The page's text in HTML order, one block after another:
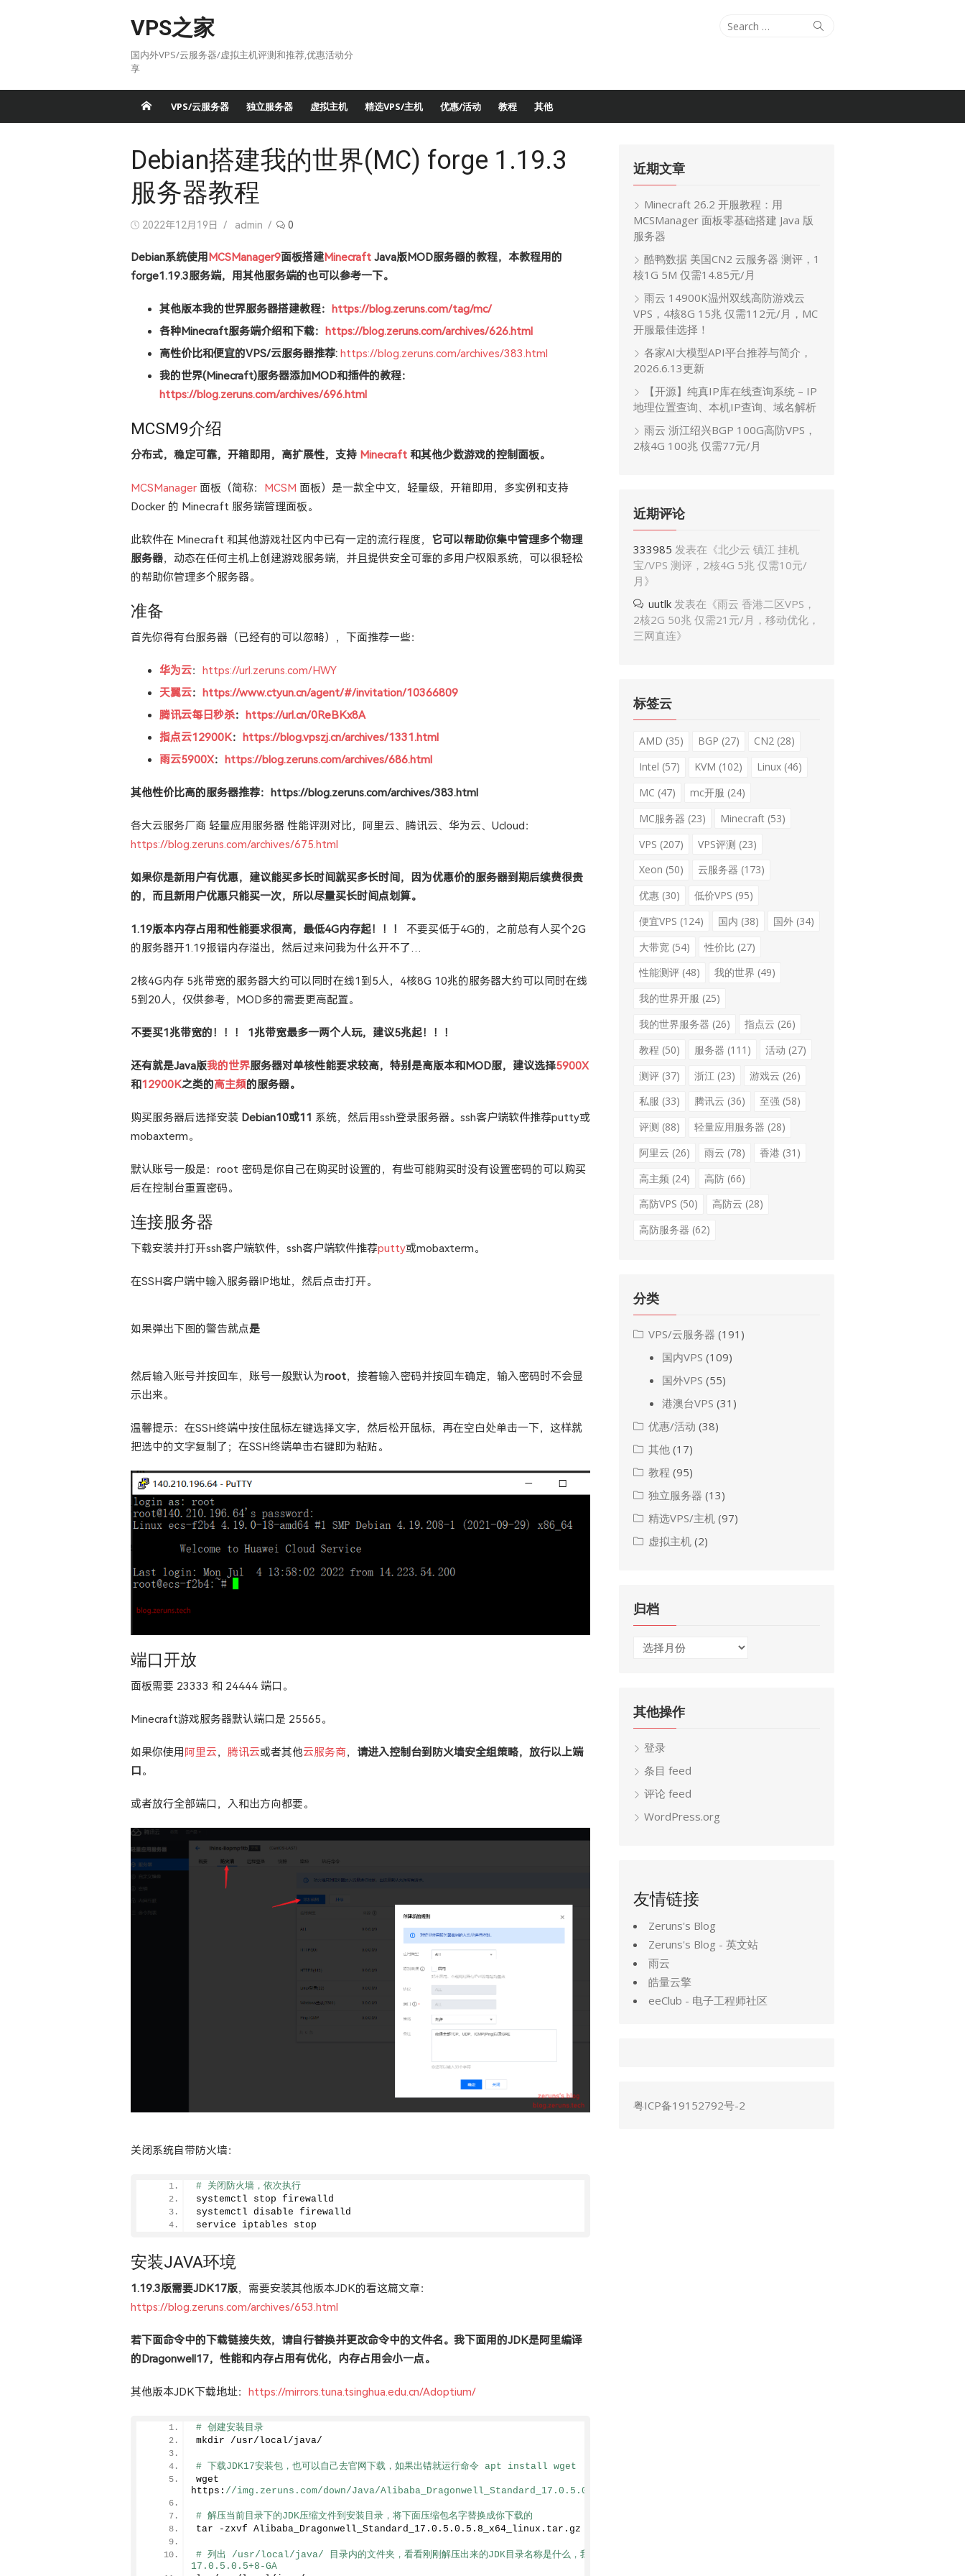
VPS之家
国内外VPS/云服务器/虚拟主机评测和推荐,优惠活动分
享
Search
Search
VPS/云服务器 独立服务器 虚拟主机 精选VPS/主机 优惠/活动 教程 其他
Debian搭建我的世界(MC) forge 1.19.3
服务器教程
Posted
2022年12月19日 Author
admin 0
Debian系统使用 MCSManager9面板搭建Minecraft Java版MOD服务器的教程，本教程用的
forge1.19.3服务端，用其他服务端的也可以参考一下。
其他版本我的世界服务器搭建教程： https://blog.zeruns.com/tag/mc/
各种Minecraft服务端介绍和下载： https://blog.zeruns.com/archives/626.html
高性价比和便宜的VPS/云服务器推荐: https://blog.zeruns.com/archives/383.html
我的世界(Minecraft)服务器添加MOD和插件的教程：
https://blog.zeruns.com/archives/696.html
MCSM9介绍
分布式，稳定可靠，开箱即用，高扩展性，支持 Minecraft 和其他少数游戏的控制面板。
MCSManager 面板（简称： MCSM 面板）是一款全中文，轻量级，开箱即用，多实例和支持
Docker 的 Minecraft 服务端管理面板。
此软件在 Minecraft 和其他游戏社区内中已有一定的流行程度， 它可以帮助你集中管理多个物理
服务器，动态在任何主机上创建游戏服务端，并且提供安全可靠的多用户权限系统，可以很轻松
的帮助你管理多个服务器。
准备
首先你得有台服务器（已经有的可以忽略），下面推荐一些：
华为云： https://url.zeruns.com/HWY
天翼云： https://www.ctyun.cn/agent/#/invitation/10366809
腾讯云每日秒杀： https://url.cn/0ReBKx8A
指点云12900K： https://blog.vpszj.cn/archives/1331.html
雨云5900X： https://blog.zeruns.com/archives/686.html
其他性价比高的服务器推荐：https://blog.zeruns.com/archives/383.html
各大云服务厂商 轻量应用服务器 性能评测对比，阿里云、腾讯云、华为云、Ucloud：
https://blog.zeruns.com/archives/675.html
如果你是新用户有优惠，建议能买多长时间就买多长时间，因为优惠价的服务器到期后续费很贵
的，而且新用户优惠只能买一次，所以尽量买长时间点划算。
1.19版本内存占用和性能要求很高，最低4G内存起！！！
不要买低于4G的，之前总有人买个2G
的服务器开1.19报错内存溢出，然后过来问我为什么开不了…
2核4G内存 5兆带宽的服务器大约可以同时在线1到5人，4核8G 10兆的服务器大约可以同时在线
5到20人，仅供参考，MOD多的需要更高配置。
不要买1兆带宽的！！！ 1兆带宽最多一两个人玩，建议5兆起！！！
还有就是Java版我的世界服务器对单核性能要求较高，特别是高版本和MOD服，建议选择5900X
和12900K之类的高主频的服务器。
购买服务器后选择安装 Debian10或11 系统，然后用ssh登录服务器。ssh客户端软件推荐putty或
mobaxterm。
默认账号一般是：root 密码是你自己在购买时设置的，有些可能购买时没有设置密码的可以购买
后在控制台重置密码。
连接服务器
下载安装并打开ssh客户端软件，ssh客户端软件推荐putty或mobaxterm。
在SSH客户端中输入服务器IP地址，然后点击打开。
如果弹出下图的警告就点是
然后输入账号并按回车，账号一般默认为root，接着输入密码并按回车确定，输入密码时不会显
示出来。
温馨提示：在SSH终端中按住鼠标左键选择文字，然后松开鼠标，再在空白处单击一下，这样就
把选中的文字复制了；在SSH终端单击右键即为粘贴。
端口开放
面板需要 23333 和 24444 端口。
Minecraft游戏服务器默认端口是 25565。
如果你使用 阿里云， 腾讯云或者其他云服务商， 请进入控制台到防火墙安全组策略，放行以上端
口。
或者放行全部端口，入和出方向都要。
关闭系统自带防火墙：
# 关闭防火墙，依次执行
systemctl stop firewalld
systemctl disable firewalld
service iptables stop
安装JAVA环境
1.19.3版需要JDK17版，需要安装其他版本JDK的看这篇文章：
https://blog.zeruns.com/archives/653.html
若下面命令中的下载链接失效，请自行替换并更改命令中的文件名。我下面用的JDK是阿里编译
的Dragonwell17，性能和内存占用有优化，内存占用会小一点。
其他版本JDK下载地址： https://mirrors.tuna.tsinghua.edu.cn/Adoptium/
# 创建安装目录
mkdir /usr/local/java/
# 下载JDK17安装包，也可以自己去官网下载，如果出错就运行命令 apt install wget
wget
https: //img.zeruns.com/down/Java/Alibaba_Dragonwell_Standard_17.0.5.0.5.8_x64_linux.tar.gz
# 解压当前目录下的JDK压缩文件到安装目录，将下面压缩包名字替换成你下载的
tar -zxvf Alibaba_Dragonwell_Standard_17. 0 . 5 . 0 . 5 . 8_x64_linux . tar . gz
# 列出 /usr/local/java/ 目录内的文件夹，看看刚刚解压出来的JDK目录名称是什么，我这里是 dragonwell-
17.0.5.0.5+8-GA
近期文章
Minecraft 26.2 开服教程：用
MCSManager 面板零基础搭建 Java 版
服务器
酷鸭数据 美国CN2 云服务器 测评，1
核1G 5M 仅需14.85元/月
雨云 14900K温州双线高防游戏云
VPS，4核8G 15兆 仅需112元/月，MC
开服最佳选择！
各家AI大模型API平台推荐与简介，
2026.6.13更新
【开源】纯真IP库在线查询系统 – IP
地理位置查询、本机IP查询、域名解析
雨云 浙江绍兴BGP 100G高防VPS，
2核4G 100兆 仅需77元/月
近期评论
333985 发表在《北少云 镇江 挂机
宝/VPS 测评，2核4G 5兆 仅需10元/
月 》
uutlk 发表在《雨云 香港二区VPS，
2核2G 50兆 仅需21元/月，移动优化，
三网直连》
标签云
AMD (35) BGP (27) CN2 (28)
Intel (57) KVM (102) Linux (46)
MC (47) mc开服 (24)
MC服务器 (23) Minecraft (53)
VPS (207) VPS评测 (23)
Xeon (50) 云服务器 (173)
优惠 (30) 低价VPS (95)
便宜VPS (124) 国内 (38) 国外 (34)
大带宽 (54) 性价比 (27)
性能测评 (48) 我的世界 (49)
我的世界开服 (25)
我的世界服务器 (26) 指点云 (26)
教程 (50) 服务器 (111) 活动 (27)
测评 (37) 浙江 (23) 游戏云 (26)
私服 (33) 腾讯云 (36) 至强 (58)
评测 (88) 轻量应用服务器 (28)
阿里云 (26) 雨云 (78) 香港 (31)
高主频 (24) 高防 (66)
高防VPS (50) 高防云 (28)
高防服务器 (62)
分类
VPS/云服务器 (191)
国内VPS (109)
国外VPS (55)
港澳台VPS (31)
优惠/活动 (38)
其他 (17)
教程 (95)
独立服务器 (13)
精选VPS/主机 (97)
虚拟主机 (2)
归档
归
其他操作
登录
条目 feed
评论 feed
WordPress.org
友情链接
Zeruns's Blog
Zeruns's Blog - 英文站
雨云
皓量云擎
eeClub - 电子工程师社区
粤ICP备19152792号-2